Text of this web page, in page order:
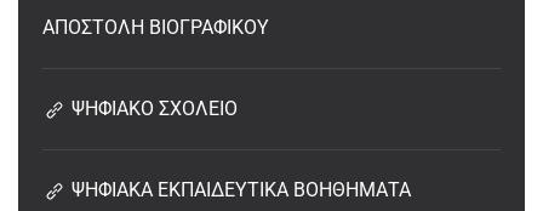
ΑΠΟΣΤΟΛΗ ΒΙΟΓΡΑΦΙΚΟΥ
ΨΗΦΙΑΚΟ ΣΧΟΛΕΙΟ
ΨΗΦΙΑΚΑ ΕΚΠΑΙΔΕΥΤΙΚΑ ΒΟΗΘΗΜΑΤΑ